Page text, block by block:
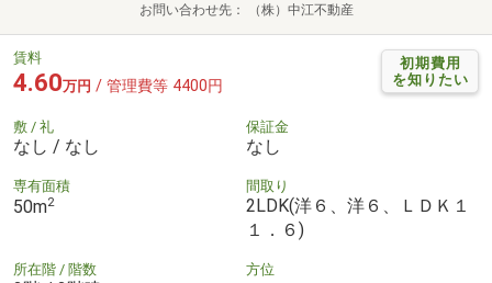
お問い合わせ先 （株）中江不動産
初期費用
を知りたい
賃料
4.60万円 / 管理費等 4400円
敷 / 礼
なし / なし
保証金
なし
専有面積
50m2
間取り
2LDK(洋６、洋６、ＬＤＫ１
１．６)
所在階 / 階数 方位